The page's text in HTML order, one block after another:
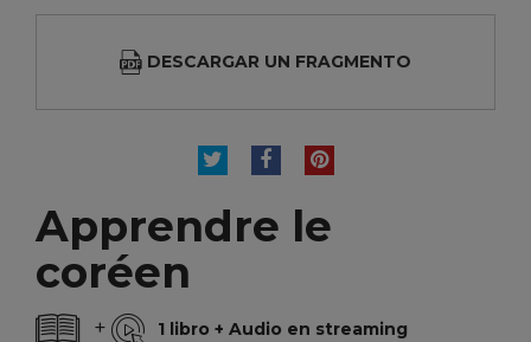
DESCARGAR UN FRAGMENTO
TUITEARCOMPARTIR
PINTEREST
Apprendre le
coréen
+ 1 libro + Audio en streaming